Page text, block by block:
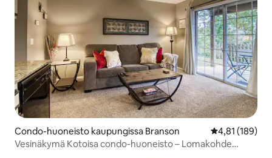
Condo-huoneisto kaupungissa Branson
4,81 (189)
Vesinäkymä Kotoisa condo-huoneisto – Lomakohde